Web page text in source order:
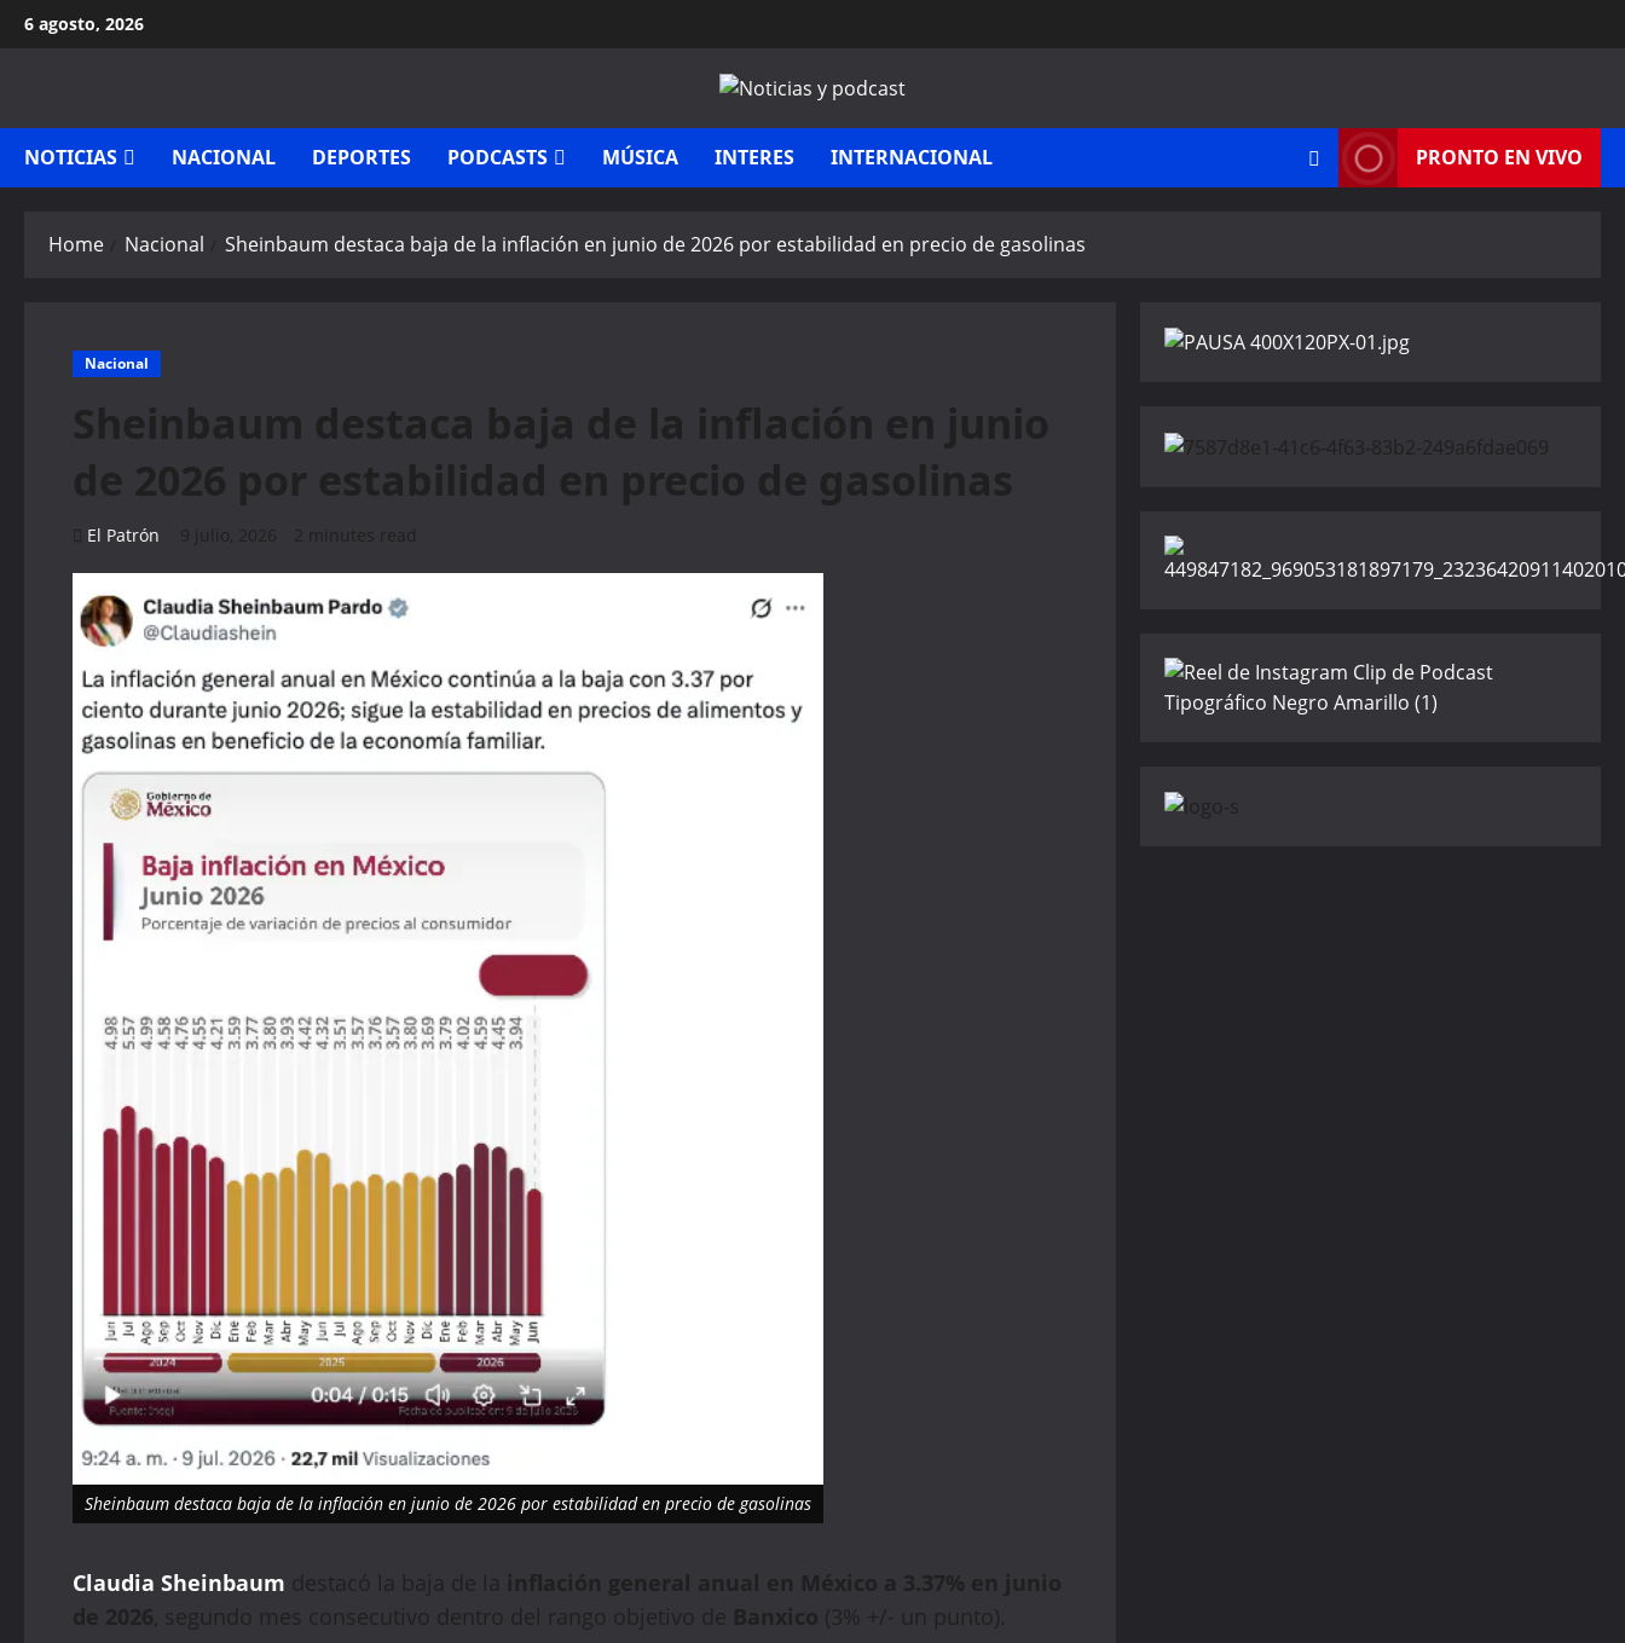
Skip
to
6 agosto, 2026
NOTICIAS NACIONAL DEPORTES PODCASTS MÚSICA INTERES INTERNACIONAL PRONTO EN VIVO
Home Nacional Sheinbaum destaca baja de la inflación en junio de 2026 por estabilidad en precio de gasolinas
Nacional
Sheinbaum destaca baja de la inflación en junio
de 2026 por estabilidad en precio de gasolinas
El Patrón 9 julio, 2026 2 minutes read
Sheinbaum destaca baja de la inflación en junio de 2026 por estabilidad en precio de gasolinas
Claudia Sheinbaum destacó la baja de la inflación general anual en México a 3.37% en junio
de 2026, segundo mes consecutivo dentro del rango objetivo de Banxico (3% +/- un punto).